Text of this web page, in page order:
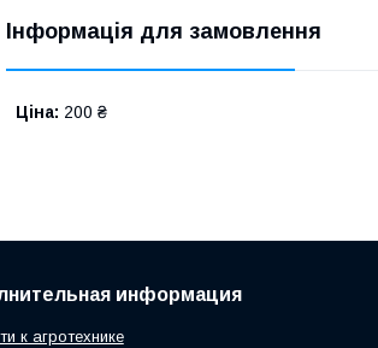
Інформація для замовлення
Ціна: 200 ₴
информация
к агротехнике